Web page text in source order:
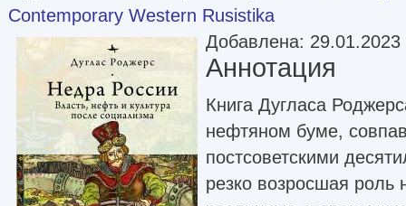
Contemporary Western Rusistika
Добавлена: 29.01.2023
Аннотация
Книга Дугласа
нефтяном буме,
постсоветскими
резко возросшая роль